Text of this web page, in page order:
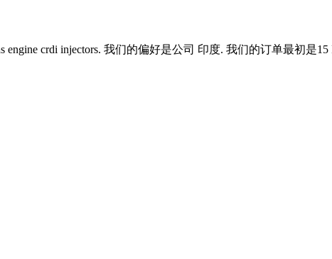
crdi injectors. 我们的偏好是公司 印度. 我们的订单最初是15